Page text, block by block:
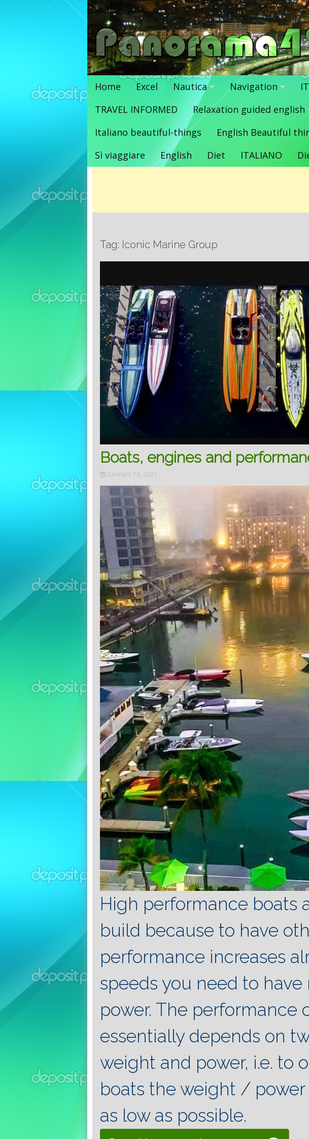
Vai
contenuto
Home Excel Nautica Navigation
TRAVEL INFORMED
Relaxation guided english
Italiano beautiful-things
English Beautiful
Sì viaggiare
English Diet ITALIANO
Tag: Iconic Marine Group
Boats, engines and
Gennaio 19, 2021
High performance boats
build because to have
performance increases
speeds you need to
power. The performance
essentially depends on
weight and power, i.e. to
boats the weight /
as low as possible.